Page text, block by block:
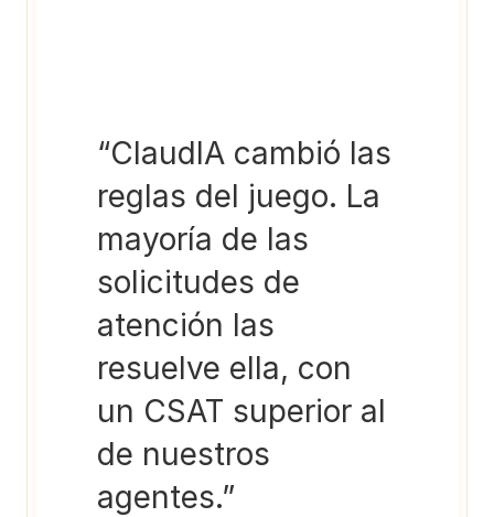
“ClaudIA cambió las
reglas del juego. La
mayoría de las
solicitudes de
atención las
resuelve ella, con
un CSAT superior al
de nuestros
agentes.”